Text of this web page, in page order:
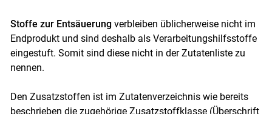
Stoffe zur Entsäuerungverbleiben üblicherweise nicht im
Endprodukt und sind deshalb als Verarbeitungshilfsstoffe
eingestuft. Somit sind diese nicht in der Zutatenliste zu
nennen.
Den Zusatzstoffen ist im Zutatenverzeichnis wie bereits
beschrieben die zugehörige Zusatzstoffklasse (Überschrift